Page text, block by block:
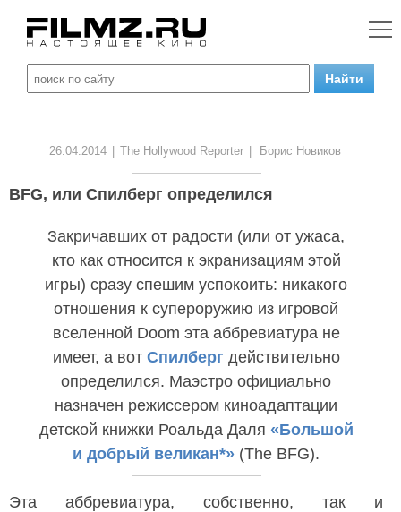
26.04.2014 The Hollywood Reporter Борис Новиков
BFG, или Спилберг определился
Закричавших от радости (или от ужаса,
кто как относится к экранизациям этой
игры) сразу спешим успокоить: никакого
отношения к супероружию из игровой
вселенной Doom эта аббревиатура не
имеет, а вот Спилберг действительно
определился. Маэстро официально
назначен режиссером киноадаптации
детской книжки Роальда Даля «Большой
и добрый великан*» (The BFG).
Эта аббревиатура, собственно, так и